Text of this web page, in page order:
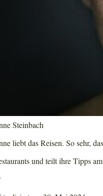
Steinbach
liebt das Reisen. So sehr,
und teilt ihre Tipps